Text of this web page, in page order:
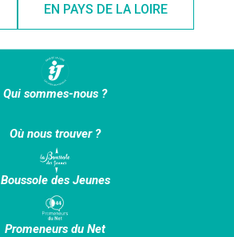
EN PAYS DE LA LOIRE
Qui sommes-nous ?
Où nous trouver ?
Boussole des Jeunes
Promeneurs du Net